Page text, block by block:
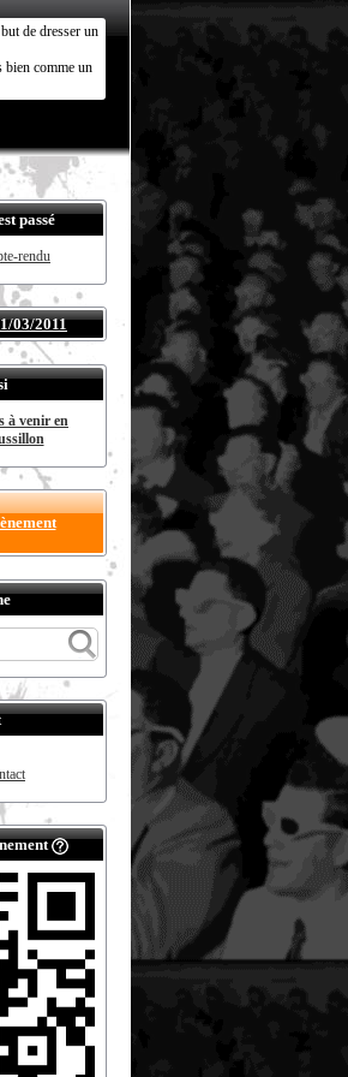
de dresser un
bien comme un
passé
rendu
03/2011
à venir en